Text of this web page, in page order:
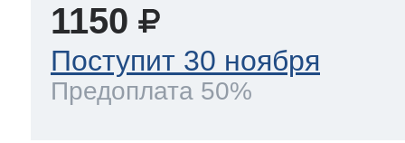
1150
Поступит 30 ноября
Предоплата 50%